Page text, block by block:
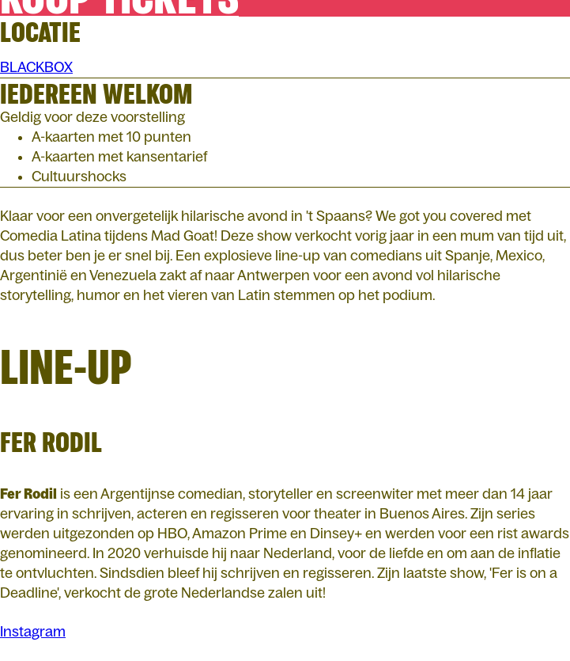
LOCATIE
BLACKBOX
IEDEREEN WELKOM
Geldig voor deze voorstelling
A-kaarten met 10 punten
A-kaarten met kansentarief
Cultuurshocks
Klaar voor een onvergetelijk hilarische avond in 't Spaans? We got you covered met
Comedia Latina tijdens Mad Goat! Deze show verkocht vorig jaar in een mum van tijd uit,
dus beter ben je er snel bij. Een explosieve line-up van comedians uit Spanje, Mexico,
Argentinië en Venezuela zakt af naar Antwerpen voor een avond vol hilarische
storytelling, humor en het vieren van Latin stemmen op het podium.
LINE-UP
FER RODIL
Fer Rodil is een Argentijnse comedian, storyteller en screenwiter met meer dan 14 jaar
ervaring in schrijven, acteren en regisseren voor theater in Buenos Aires. Zijn series
werden uitgezonden op HBO, Amazon Prime en Dinsey+ en werden voor een rist awards
genomineerd. In 2020 verhuisde hij naar Nederland, voor de liefde en om aan de inflatie
te ontvluchten. Sindsdien bleef hij schrijven en regisseren. Zijn laatste show, 'Fer is on a
Deadline', verkocht de grote Nederlandse zalen uit!
Instagram